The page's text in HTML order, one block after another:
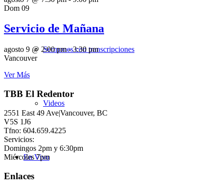
Sermones con transcripciones
Videos
En Vivo
Dom 09
Servicio de Mañana
agosto 9 @ 2:00 pm-3:30 pm
Vancouver
Ver Más
TBB El Redentor
2551 East 49 Ave|Vancouver, BC
V5S 1J6
Tfno: 604.659.4225
Servicios:
Domingos 2pm y 6:30pm
Miércoles 7pm
Enlaces